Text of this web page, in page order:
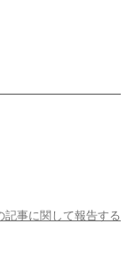
記事に関して報告する